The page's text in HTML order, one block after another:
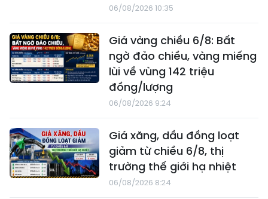
06/08/2026 10:35
Giá vàng chiều 6/8: Bất
ngờ đảo chiều, vàng miếng
lùi về vùng 142 triệu
đồng/lượng
06/08/2026 9:24
Giá xăng, dầu đồng loạt
giảm từ chiều 6/8, thị
trường thế giới hạ nhiệt
06/08/2026 8:24